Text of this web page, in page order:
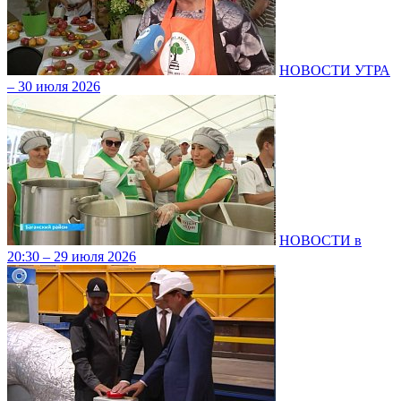
НОВОСТИ УТРА
– 30 июля 2026
НОВОСТИ в
20:30 – 29 июля 2026